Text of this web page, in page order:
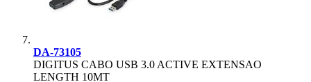
DA-73105
DIGITUS CABO USB 3.0 ACTIVE EXTENSAO
LENGTH 10MT